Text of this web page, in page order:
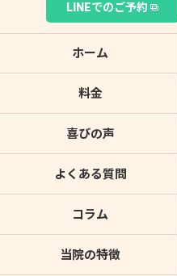
LINEでのご予約
ホーム
料金
喜びの声
よくある質問
コラム
当院の特徴